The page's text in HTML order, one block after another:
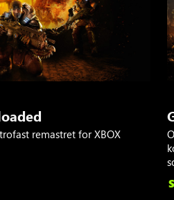
remastret for XBOX